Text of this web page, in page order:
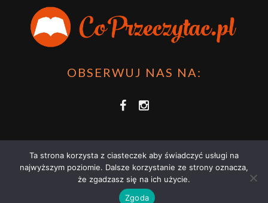
OBSERWUJ NAS NA:
COPRZECZYTAĆ.PL 2021 | STRONA WYKORZYSTUJE PLIKI COOKIES |
POLITYKĄ PRYWATNOŚCI
Ta strona korzysta z ciasteczek aby świadczyć usługi na
najwyższym poziomie. Dalsze korzystanie ze strony oznacza,
że zgadzasz się na ich użycie.
Zgoda